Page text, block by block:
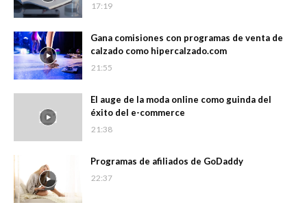
17:19
Gana comisiones con programas de venta de
calzado como hipercalzado.com
21:55
El auge de la moda online como guinda del
éxito del e-commerce
21:38
Programas de afiliados de GoDaddy
22:37